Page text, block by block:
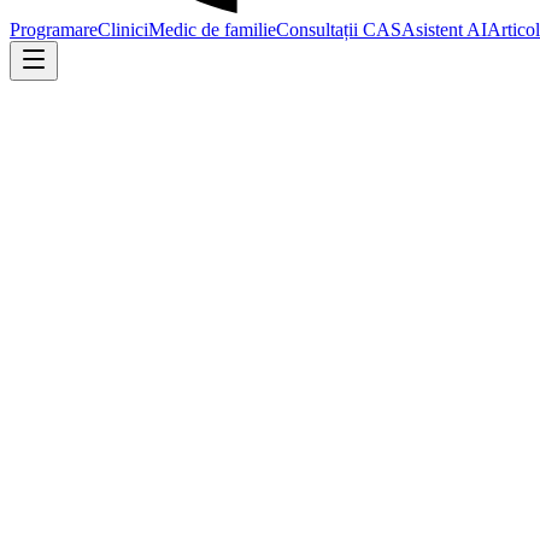
ProgramareCliniciMedic de familieConsultații CASAsistent AI